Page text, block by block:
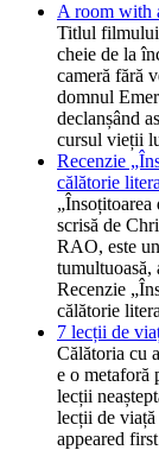
A room with
Titlul
cheie de la
cameră fără
domnul
declanșând
cursul vieții
Recenzie
călătorie
scrisă de
RAO, este
tumultuoasă,
Recenzie
călătorie
7 lecții de
Călătoria cu
e o metaforă
lecții
lecții de
appeared